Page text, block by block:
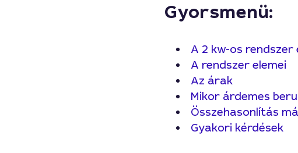
Gyorsmenü:
A 2 kw-os rendszer
A rendszer elemei
Az árak
Mikor árdemes
Összehasonlítás
Gyakori kérdések